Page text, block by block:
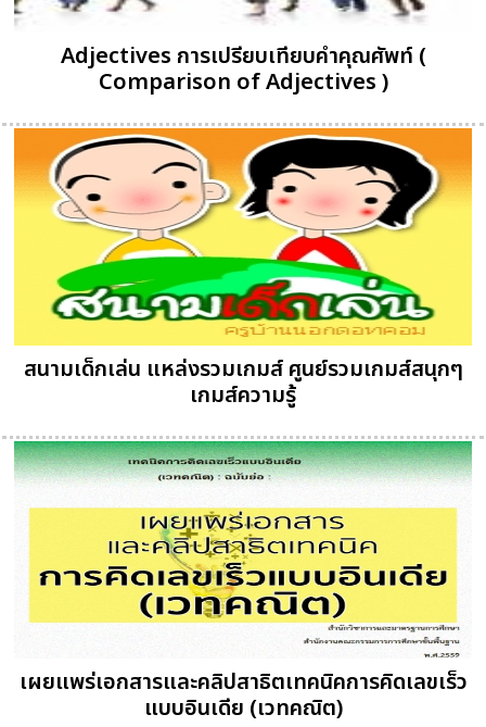
Adjectives การเปรียบเทียบคำคุณศัพท์ (
Comparison of Adjectives )
สนามเด็กเล่น แหล่งรวมเกมส์ ศูนย์รวมเกมส์สนุกๆ
เกมส์ความรู้
เผยแพร่เอกสารและคลิปสาธิตเทคนิคการคิดเลขเร็ว
แบบอินเดีย (เวทคณิต)